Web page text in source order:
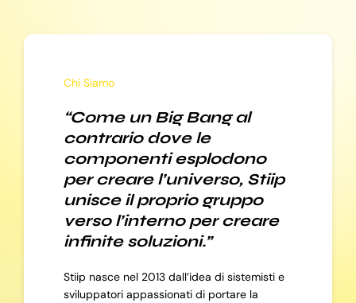
Chi Siamo
“Come un Big Bang al
contrario dove le
componenti esplodono
per creare l’universo, Stiip
unisce il proprio gruppo
verso l’interno per creare
infinite soluzioni.”
Stiip nasce nel 2013 dall’idea di sistemisti e
sviluppatori appassionati di portare la